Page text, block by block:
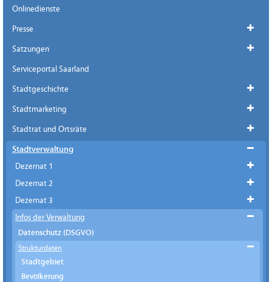
Onlinedienste
Presse
Satzungen
Serviceportal Saarland
Stadtgeschichte
Stadtmarketing
Stadtrat und Ortsräte
Stadtverwaltung
Dezernat 1
Dezernat 2
Dezernat 3
Infos der Verwaltung
Datenschutz (DSGVO)
Strukturdaten
Stadtgebiet
Bevölkerung